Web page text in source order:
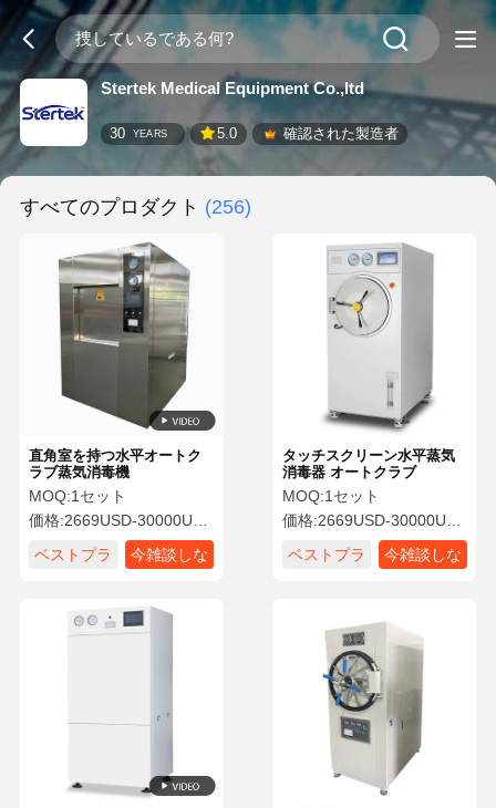
Stertek Medical Equipment Co.,ltd
30 YEARS 5.0 確認された製造者
すべてのプロダクト (256)
直角室を持つ水平オートク
ラブ蒸気消毒機
MOQ:1セット
価格:2669USD-30000USD
ベストプラ
今雑談しな
タッチスクリーン水平蒸気
消毒器 オートクラブ
MOQ:1セット
価格:2669USD-30000USD
ベストプラ
今雑談しな